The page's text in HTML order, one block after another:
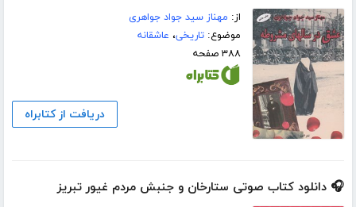
از: مهناز سید جواد جواهری
موضوع:تاریخی، عاشقانه
۳۸۸ صفحه
دریافت از کتابراه
🎧 دانلود کتاب صوتی ستارخان و جنبش مردم غیور تبریز